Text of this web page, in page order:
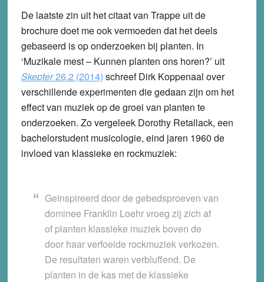
De laatste zin uit het citaat van Trappe uit de
brochure doet me ook vermoeden dat het deels
gebaseerd is op onderzoeken bij planten. In
‘Muzikale mest – Kunnen planten ons horen?’ uit
Skepter26.2 (2014) schreef Dirk Koppenaal over
verschillende experimenten die gedaan zijn om het
effect van muziek op de groei van planten te
onderzoeken. Zo vergeleek Dorothy Retallack, een
bachelorstudent musicologie, eind jaren 1960 de
invloed van klassieke en rockmuziek:
Geïnspireerd door de gebedsproeven van
dominee Franklin Loehr vroeg zij zich af
of planten klassieke muziek boven de
door haar verfoeide rockmuziek verkozen.
De resultaten waren verbluffend. De
planten in de kas met de klassieke